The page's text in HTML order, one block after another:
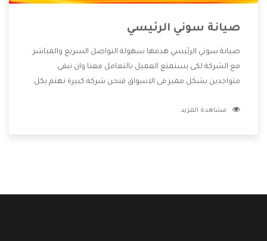
صيانة سوني الرئيسي
صيانة سوني الرئيسي هدفها سهولة التواصل السريع والمباشر
مع الشركة لكى يستمتع العميل بالتعامل معنا وان نبقى
متواجدين بشكل مميز فى الاسواق فنحن شركة كبيرة نهتم بكل
الشركة بها والتى تكون منها خدمة الصيانة التى تكون من أهم
مشاهدة المزيد